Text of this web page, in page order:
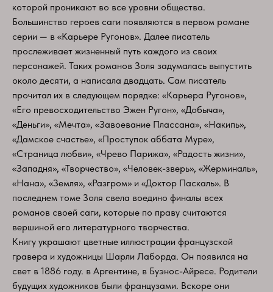
которой проникают во все уровни общества.
Большинство героев саги появляются в первом романе
серии — в «Карьере Ругонов». Далее писатель
прослеживает жизненный путь каждого из своих
персонажей. Таких романов Золя задумалась выпустить
около десяти, а написала двадцать. Сам писатель
прочитал их в следующем порядке: «Карьера Ругонов»,
«Его превосходительство Эжен Ругон», «Добыча»,
«Деньги», «Мечта», «Завоевание Плассана», «Накипь»,
«Дамское счастье», «Проступок аббата Муре»,
«Страница любви», «Чрево Парижа», «Радость жизни»,
«Западня», «Творчество», «Человек-зверь», «Жерминаль»,
«Нана», «Земля», «Разгром» и «Доктор Паскаль». В
последнем томе Золя свела воедино финалы всех
романов своей саги, которые по праву считаются
вершиной его литературного творчества.
Книгу украшают цветные иллюстрации французской
гравера и художницы Шарли Лаборда. Он появился на
свет в 1886 году. в Аргентине, в Буэнос-Айресе. Родители
будущих художников были французами. Вскоре они